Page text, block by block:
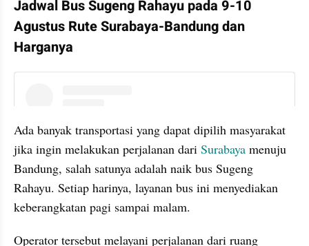
Jadwal Bus Sugeng Rahayu pada 9-10
Agustus Rute Surabaya-Bandung dan
Harganya
Ada banyak transportasi yang dapat dipilih masyarakat
jika ingin melakukan perjalanan dari Surabaya menuju
Bandung, salah satunya adalah naik bus Sugeng
Rahayu. Setiap harinya, layanan bus ini menyediakan
keberangkatan pagi sampai malam.
Operator tersebut melayani perjalanan dari ruang